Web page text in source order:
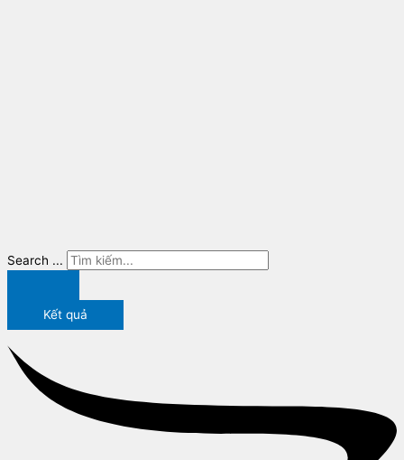
Search ...
Kết quả